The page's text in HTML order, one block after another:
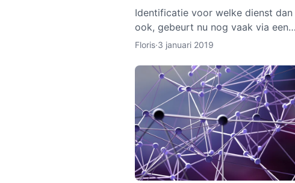
Identificatie voor welke dienst dan
ook, gebeurt nu nog vaak via een
DigiD van de overheid, of via onze
moeten we zelfs ge
Floris·3 januari 2019